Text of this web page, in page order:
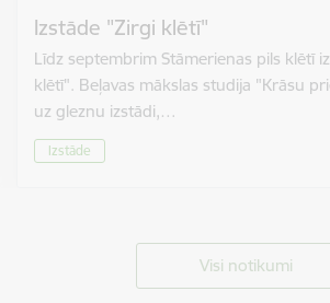
Izstāde "Zirgi klētī"
Līdz septembrim Stāmerienas pils klētī
klētī". Beļavas mākslas studija "Krāsu
uz gleznu izstādi,…
Izstāde
Visi notikumi